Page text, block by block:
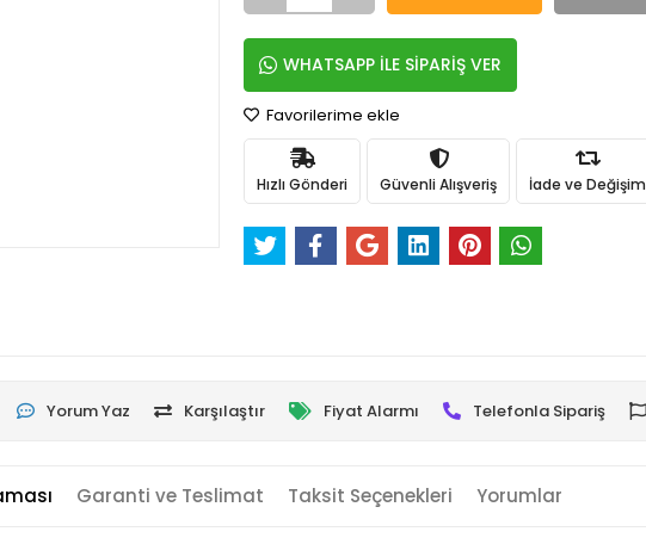
WHATSAPP İLE SİPARİŞ VER
Favorilerime ekle
Hızlı Gönderi Güvenli Alışveriş İade ve Değişim
Yorum Yaz Karşılaştır Fiyat Alarmı Telefonla Sipariş
Garanti ve Teslimat Taksit Seçenekleri Yorumlar